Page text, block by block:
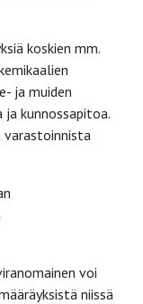
koskien mm.
ja muiden
kunnossapitoa.
voi
niissä